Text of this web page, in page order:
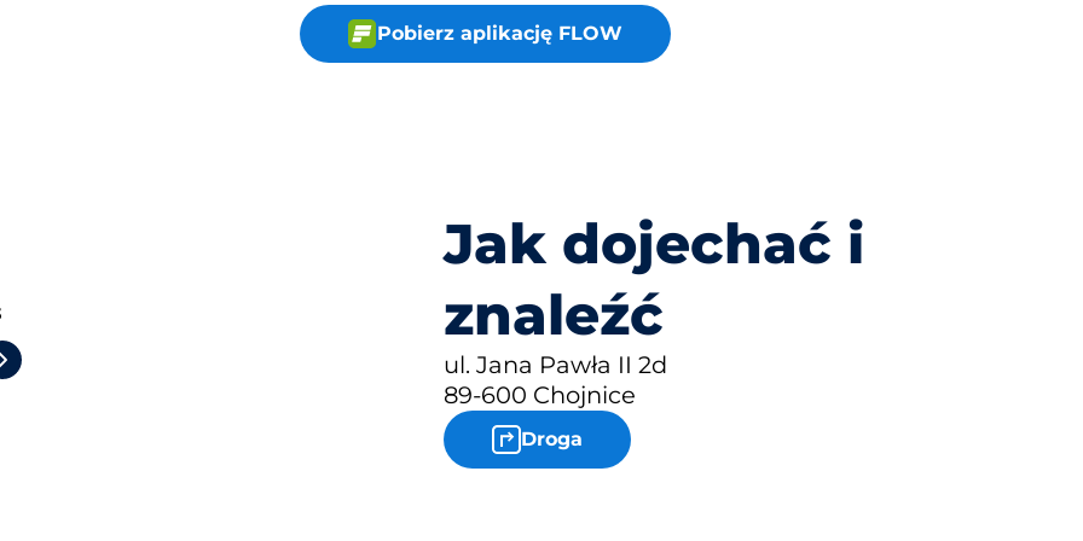
Pobierz aplikację FLOW
Jak dojechać i
znaleźć
ul. Jana Pawła II 2d
89-600 Chojnice
Droga